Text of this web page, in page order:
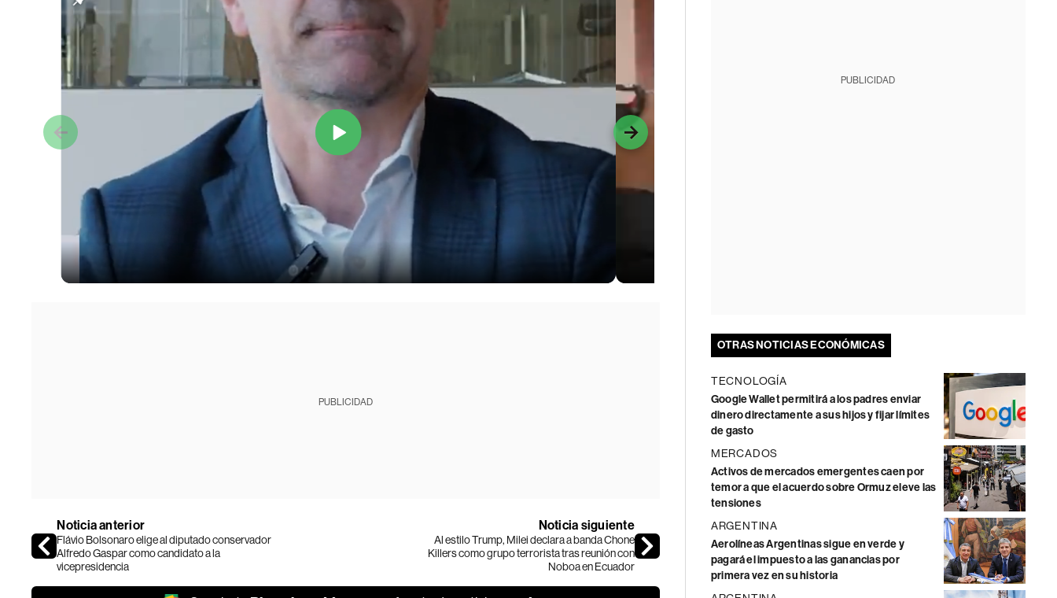
PUBLICIDAD
Noticia anterior
Flávio Bolsonaro elige al diputado conservador
Alfredo Gaspar como candidato a la
vicepresidencia
Noticia siguiente
Al estilo Trump, Milei declara a banda Chone
Killers como grupo terrorista tras reunión con
Noboa en Ecuador
PUBLICIDAD
OTRAS NOTICIAS ECONÓMICAS
TECNOLOGÍA
Google Wallet permitirá a los padres enviar
dinero directamente a sus hijos y fijar límites
de gasto
MERCADOS
Activos de mercados emergentes caen por
temor a que el acuerdo sobre Ormuz eleve las
tensiones
ARGENTINA
Aerolíneas Argentinas sigue en verde y
pagará el impuesto a las ganancias por
primera vez en su historia